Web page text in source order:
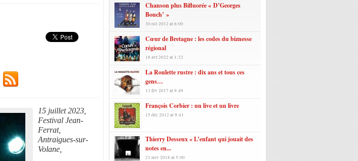
15 juillet 2023,
Festival Jean-
Ferrat,
Antraigues-sur-
Volane,
Chanson plus Bifluorée « D’Georges
Bouch’ »
30 oct 2012 at 6:00
Cœur de Bretagne : les codes du biznesse
régional
18 avr 2022 at 1:32
La Roulette rustre : dix ans et tous ces
gens…
13 fév 2017 at 9:49
François Corbier : un live et un livre
15 déc 2012 at 9:41
Thierry Desseux « L’enfant qui jouait des
notes en...
21 nov 2018 at 5:00